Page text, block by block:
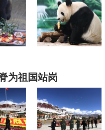
为祖国站岗